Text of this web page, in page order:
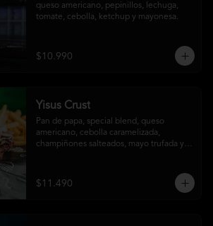
queso americano, pepinillos, lechuga,
tomate, cebolla, ketchup y mayonesa.
$10.990
Yisus Crust
Pan de papa, special blend, queso
americano, cebolla caramelizada,
champiñones salteados, mayo trufada y
$11.490